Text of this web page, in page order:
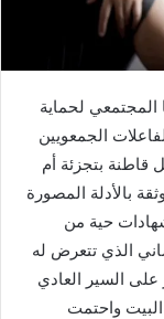
لحماية
الجمعويين
قاطنة بتجزئة أم
بالأدلة المصورة
حية من
الذي تتعرض له
السير العادي
واحتمت